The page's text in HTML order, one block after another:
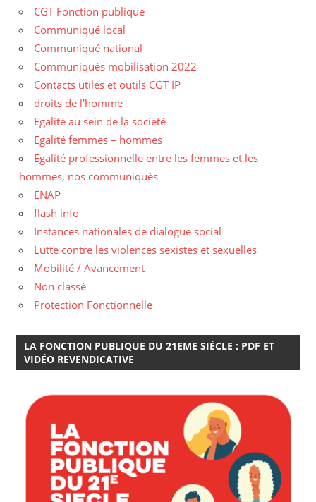
CGT Fonction publique
Communiqué local
Communiqué national
Communiqués mobilisation 2022
Contacts utiles et outils CGT IP
droits de l'homme
Egalité au sein de la société
Egalité femmes – hommes
Egalité professionnelle entre les femmes et les
hommes, nos communiqués
ENAP
flash info
Instances nationales de dialogue social
Lutte contre les violences sexistes et sexuelles
Mobilité / Avancement
Non classé
Protection Fonctionnelle
LA FONCTION PUBLIQUE DU 21EME SIÈCLE : PDF ET
VIDÉO REVENDICATIVE